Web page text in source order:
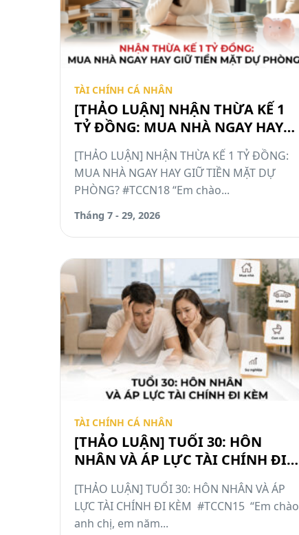
TÀI CHÍNH CÁ NHÂN
[THẢO LUẬN] NHẬN THỪA KẾ 1
TỶ ĐỒNG: MUA NHÀ NGAY HAY
GIỮ TIỀN MẶT DỰ PHÒNG?
#TCCN18
[THẢO LUẬN] NHẬN THỪA KẾ 1 TỶ ĐỒNG:
MUA NHÀ NGAY HAY GIỮ TIỀN MẶT DỰ
PHÒNG? #TCCN18 “Em chào...
Tháng 7 - 29, 2026
TÀI CHÍNH CÁ NHÂN
[THẢO LUẬN] TUỔI 30: HÔN
NHÂN VÀ ÁP LỰC TÀI CHÍNH ĐI
KÈM #TCCN15
[THẢO LUẬN] TUỔI 30: HÔN NHÂN VÀ ÁP
LỰC TÀI CHÍNH ĐI KÈM #TCCN15 “Em chào
anh chị, em năm...